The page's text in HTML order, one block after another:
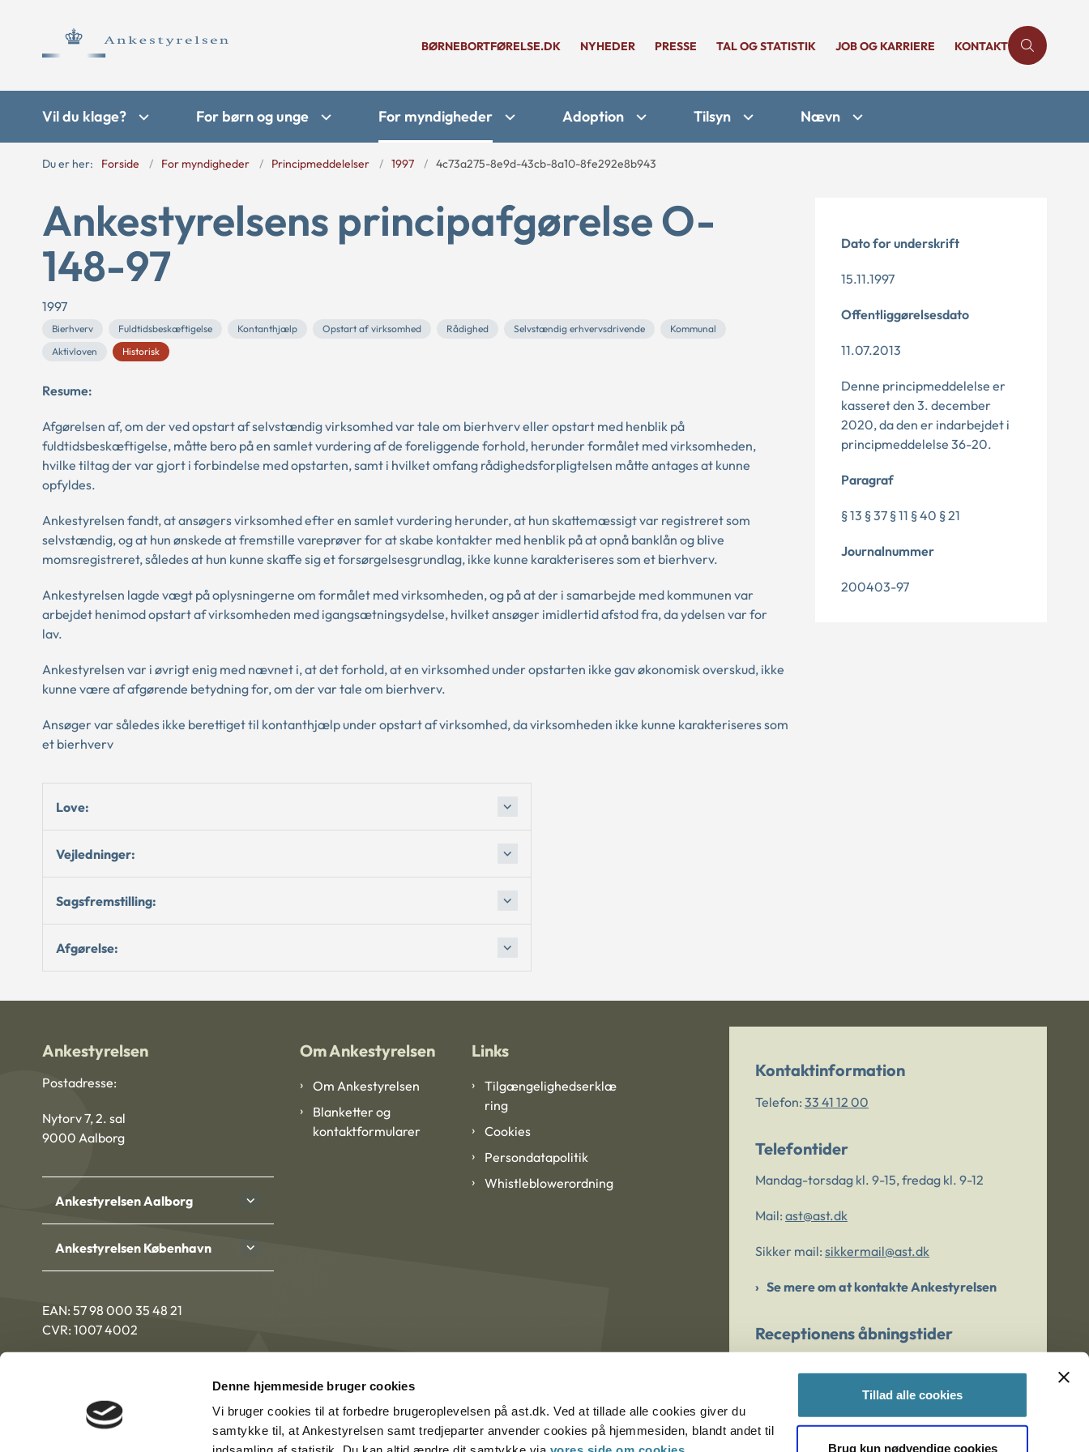
Denne hjemmeside bruger cookies
Vi bruger cookies til at forbedre brugeroplevelsen på ast.dk. Ved at tillade alle cookies giver du
samtykke til, at Ankestyrelsen samt tredjeparter anvender cookies på hjemmesiden, blandt andet til
Tillad alle cookies
Brug kun nødvendige cookies
BØRNEBORTFØRELSE.DK NYHEDER PRESSE TAL OG STATISTIK JOB OG KARRIERE KONTAKT
Vil du klage? For børn og unge For myndigheder Adoption Tilsyn Nævn
Du er her: Forside For myndigheder Principmeddelelser 1997 4c73a275-8e9d-43cb-8a10-8fe292e8b943
Ankestyrelsens principafgørelse O-
148-97
1997
Bierhverv Fuldtidsbeskæftigelse Kontanthjælp Opstart af virksomhed Rådighed Selvstændig erhvervsdrivende
Kommunal
Aktivloven
Historisk
Resume:
Afgørelsen af, om der ved opstart af selvstændig virksomhed var tale om bierhverv eller opstart med henblik på
fuldtidsbeskæftigelse, måtte bero på en samlet vurdering af de foreliggende forhold, herunder formålet med virksomheden,
hvilke tiltag der var gjort i forbindelse med opstarten, samt i hvilket omfang rådighedsforpligtelsen måtte antages at kunne
opfyldes.
Ankestyrelsen fandt, at ansøgers virksomhed efter en samlet vurdering herunder, at hun skattemæssigt var registreret som
selvstændig, og at hun ønskede at fremstille vareprøver for at skabe kontakter med henblik på at opnå banklån og blive
momsregistreret, således at hun kunne skaffe sig et forsørgelsesgrundlag, ikke kunne karakteriseres som et bierhverv.
Ankestyrelsen lagde vægt på oplysningerne om formålet med virksomheden, og på at der i samarbejde med kommunen var
arbejdet henimod opstart af virksomheden med igangsætningsydelse, hvilket ansøger imidlertid afstod fra, da ydelsen var for
lav.
Ankestyrelsen var i øvrigt enig med nævnet i, at det forhold, at en virksomhed under opstarten ikke gav økonomisk overskud, ikke
kunne være af afgørende betydning for, om der var tale om bierhverv.
Ansøger var således ikke berettiget til kontanthjælp under opstart af virksomhed, da virksomheden ikke kunne karakteriseres som
et bierhverv
Love:
Vejledninger:
Sagsfremstilling:
Afgørelse:
Dato for underskrift
15.11.1997
Offentliggørelsesdato
11.07.2013
Denne principmeddelelse er
kasseret den 3. december
2020, da den er indarbejdet i
principmeddelelse 36-20.
Paragraf
§ 13 § 37 § 11 § 40 § 21
Journalnummer
200403-97
Ankestyrelsen
Postadresse:
Nytorv 7, 2. sal
9000 Aalborg
Ankestyrelsen Aalborg
Ankestyrelsen København
EAN: 57 98 000 35 48 21
CVR: 1007 4002
Om Ankestyrelsen
Om Ankestyrelsen
Blanketter og
kontaktformularer
Links
Tilgængelighedserklæ
ring
Cookies
Persondatapolitik
Whistleblowerordning
Kontaktinformation
Telefon: 33 41 12 00
Telefontider
Mandag-torsdag kl. 9-15, fredag kl. 9-12
Mail: ast@ast.dk
Sikker mail: sikkermail@ast.dk
Se mere om at kontakte Ankestyrelsen
Receptionens åbningstider
Er du bekymret for et barn/en ung?